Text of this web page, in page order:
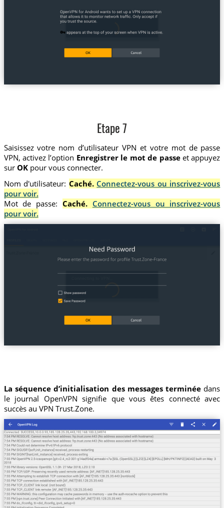
Etape 7
Saisissez votre nom d’utilisateur VPN et votre mot de passe
VPN, activez l’option Enregistrer le mot de passeet appuyez
sur OKpour vous connecter.
Nom d'utilisateur: Caché. Connectez-vous ou inscrivez-vous
pour voir.
Mot de passe: Caché. Connectez-vous ou inscrivez-vous
pour voir.
La séquence d’initialisation des messages terminée dans
le journal OpenVPN signifie que vous êtes connecté avec
succès au VPN Trust.Zone.